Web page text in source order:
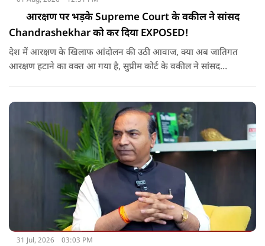
आरक्षण पर भड़के Supreme Court के वकील ने सांसद
Chandrashekhar को कर दिया EXPOSED!
देश में आरक्षण के खिलाफ आंदोलन की उठी आवाज, क्या अब जातिगत
आरक्षण हटाने का वक्त आ गया है, सुप्रीम कोर्ट के वकील ने सांसद
31 Jul, 2026 03:03 PM